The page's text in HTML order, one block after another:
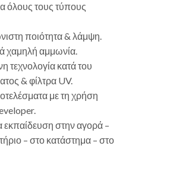
όλους τους τύπους
ποιότητα & λάμψη.
χαμηλή αμμωνία.
τεχνολογία κατά του
& φίλτρα UV.
με τη χρήση
εκπαίδευση στην αγορά –
– στο κατάστημα – στο